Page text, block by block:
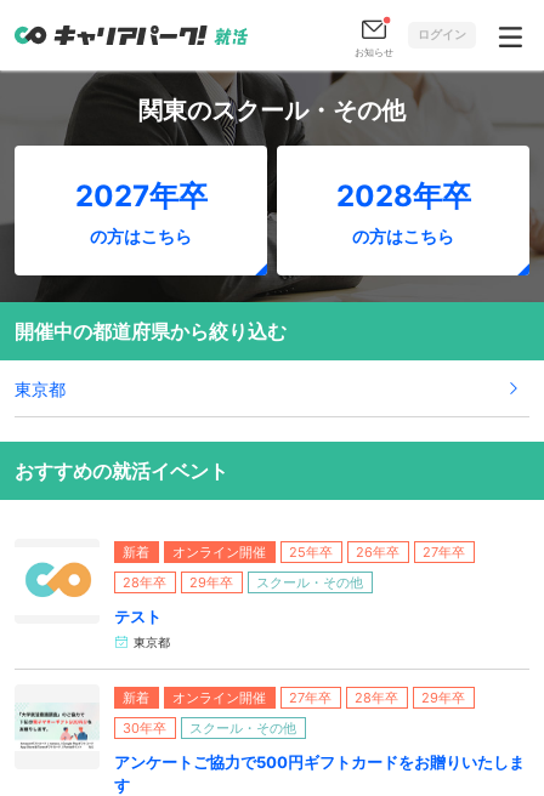
お知らせ
ログイン
関東のスクール・その他
2027年卒
の方はこちら
2028年卒
の方はこちら
開催中の都道府県から絞り込む
東京都
おすすめの就活イベント
新着 オンライン開催 25年卒 26年卒
27年卒
28年卒
29年卒 スクール・その他
テスト
東京都
新着 オンライン開催 27年卒 28年卒
29年卒
30年卒
スクール・その他
アンケートご協力で500円ギフトカードをお贈りいたしま
す